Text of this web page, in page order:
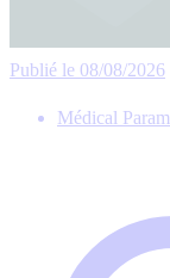
Publié le 08/08/2026
Médical